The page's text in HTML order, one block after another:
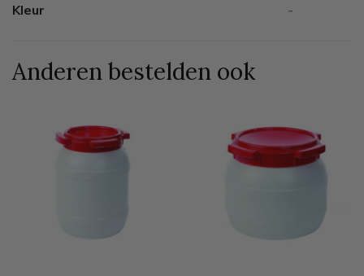
Kleur
-
Anderen bestelden ook